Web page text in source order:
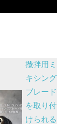
攪拌用ミ
キシング
ブレード
を取り付
けられる